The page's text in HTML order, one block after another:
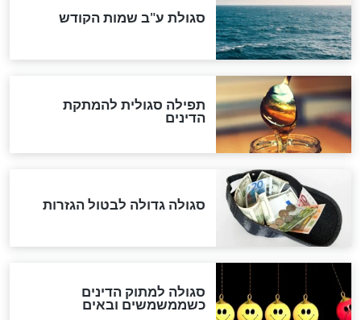
המסמך האבוד שנחשף
במרתפי מוסקבה: כתב היד
הנדיר של הרשב"ם התגלה
"מודה לקב"ה על כל השנים"
לכל המאמרים
אחרית הימים